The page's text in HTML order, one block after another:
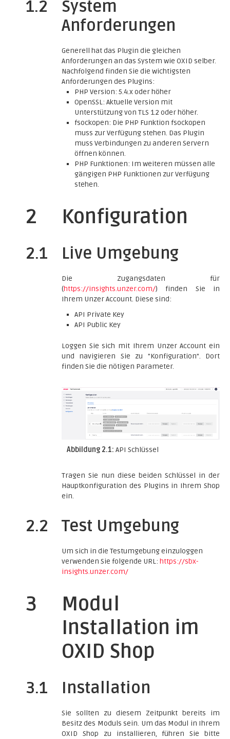
1.2
System
Anforderungen
Generell hat das Plugin die gleichen
Anforderungen an das System wie OXID selber.
Nachfolgend finden Sie die wichtigsten
Anforderungen des Plugins:
PHP Version: 5.4.x oder höher
OpenSSL: Aktuelle Version mit
Unterstützung von TLS 1.2 oder höher.
fsockopen: Die PHP Funktion fsockopen
muss zur Verfügung stehen. Das Plugin
muss Verbindungen zu anderen Servern
öffnen können.
PHP Funktionen: Im weiteren müssen alle
gängigen PHP Funktionen zur Verfügung
stehen.
2 Konfiguration
2.1 Live Umgebung
Die Zugangsdaten für
(https://insights.unzer.com/) finden Sie in
Ihrem Unzer Account. Diese sind:
API Private Key
API Public Key
Loggen Sie sich mit Ihrem Unzer Account ein
und navigieren Sie zu "Konfiguration". Dort
finden Sie die nötigen Parameter.
Abbildung 2.1: API Schlüssel
Tragen Sie nun diese beiden Schlüssel in der
Hauptkonfiguration des Plugins in Ihrem Shop
ein.
2.2 Test Umgebung
Um sich in die Testumgebung einzuloggen
verwenden Sie folgende URL: https://sbx-
insights.unzer.com/
3
Modul
Installation im
OXID Shop
3.1 Installation
Sie sollten zu diesem Zeitpunkt bereits im
Besitz des Moduls sein. Um das Modul in Ihrem
OXID Shop zu installieren, führen Sie bitte